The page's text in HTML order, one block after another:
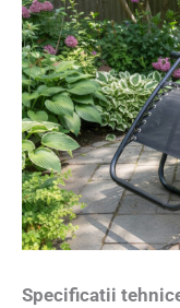
Specificatii